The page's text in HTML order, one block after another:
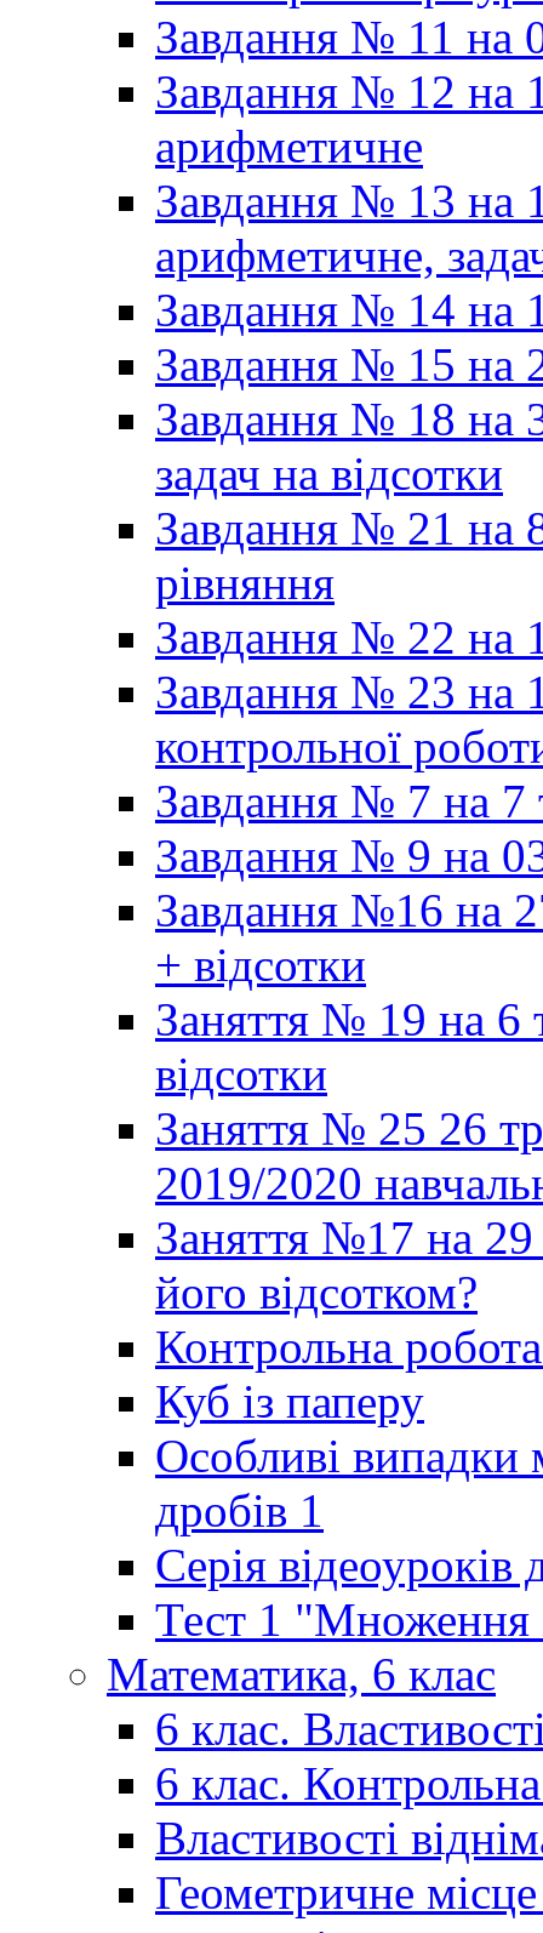
Завдання № 11 на
Завдання № 12 на
арифметичне
Завдання № 13 на
арифметичне,
Завдання № 14 на
Завдання № 15 на
Завдання № 18 на
задач на відсотки
Завдання № 21 на
рівняння
Завдання № 22 на
Завдання № 23 на
контрольної
Завдання № 7 на 7
Завдання № 9 на
Завдання №16 на
+ відсотки
Заняття № 19 на 6
відсотки
Заняття № 25 26
2019/2020
Заняття №17 на 29
його відсотком?
Контрольна
Куб із паперу
Особливі випадки
дробів 1
Серія відеоуроків
Тест 1 "Множення
Математика, 6 клас
6 клас.
6 клас.
Властивості
Геометричне